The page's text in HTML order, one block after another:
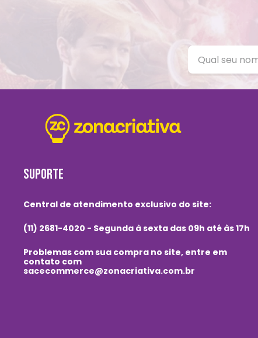
SUPORTE
Central de atendimento exclusivo do site:
(11) 2681-4020 - Segunda à sexta das 09h até às 17h
Problemas com sua compra no site, entre em
contato com
sacecommerce@zonacriativa.com.br